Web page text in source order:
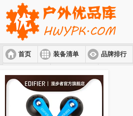
首页 装备清单 品牌排行